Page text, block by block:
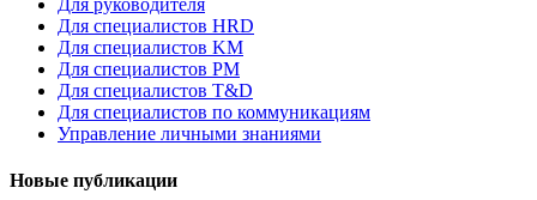
Для руководителя
Для специалистов HRD
Для специалистов KM
Для специалистов PM
Для специалистов T&D
Для специалистов по коммуникациям
Управление личными знаниями
Новые публикации